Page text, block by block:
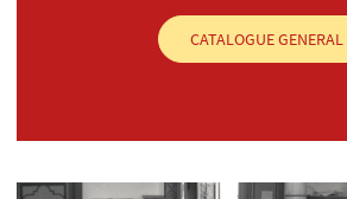
CATALOGUE GENERAL